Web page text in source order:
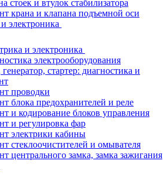
стоек и втулок стабилизатора
крана и клапана подъемной оси
электроника
и электроника
электрооборудования
стартер: диагностика и
проводки
блока предохранителей и реле
и кодирование блоков управления
и регулировка фар
электрики кабины
стеклоочистителей и омывателя
центрального замка, замка зажигания